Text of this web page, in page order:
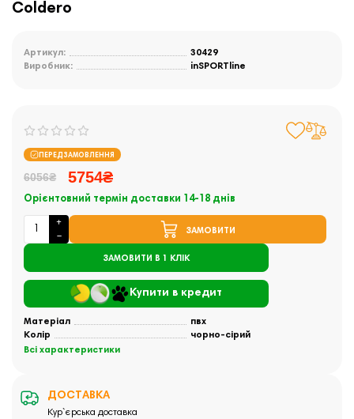
Coldero
Артикул:
30429
Виробник:
inSPORTline
ПЕРЕДЗАМОВЛЕННЯ
6056₴ 5754₴
Орієнтовний термін доставки 14-18 днів
ЗАМОВИТИ
ЗАМОВИТИ В 1 КЛІК
Купити в кредит
Матеріал
пвх
Колір
чорно-сірий
Всі характеристики
ДОСТАВКА
Кур`єрська доставка